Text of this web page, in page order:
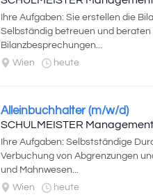
Ihre Aufgaben: Sie erstellen die
Selbständig betreuen und beraten
Bilanzbesprechungen...
Wien
heute
Alleinbuchhalter (m/w/d)
SCHULMEISTER
Ihre Aufgaben: Selbstständige
Verbuchung von Abgrenzungen
und Mahnwesen...
Wien
heute